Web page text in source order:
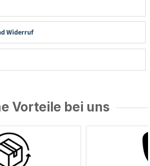
Widerruf
Vorteile bei uns